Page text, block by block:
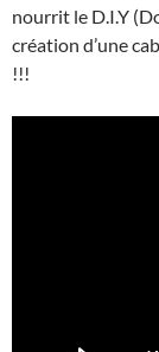
nourrit le D.I.Y
création d’une
!!!